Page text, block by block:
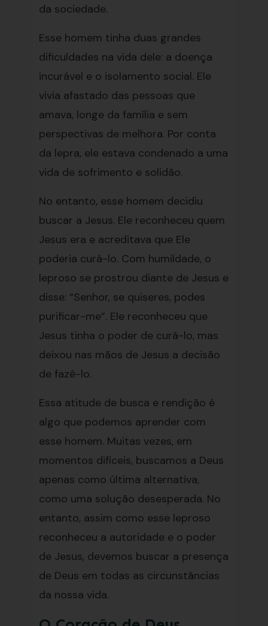
da sociedade.
Esse homem tinha duas grandes
dificuldades na vida dele: a doença
incurável e o isolamento social. Ele
vivia afastado das pessoas que
amava, longe da família e sem
perspectivas de melhora. Por conta
da lepra, ele estava condenado a uma
vida de sofrimento e solidão.
No entanto, esse homem decidiu
buscar a Jesus. Ele reconheceu quem
Jesus era e acreditava que Ele
poderia curá-lo. Com humildade, o
leproso se prostrou diante de Jesus e
disse: “Senhor, se quiseres, podes
purificar-me”. Ele reconheceu que
Jesus tinha o poder de curá-lo, mas
deixou nas mãos de Jesus a decisão
de fazê-lo.
Essa atitude de busca e rendição é
algo que podemos aprender com
esse homem. Muitas vezes, em
momentos difíceis, buscamos a Deus
apenas como última alternativa,
como uma solução desesperada. No
entanto, assim como esse leproso
reconheceu a autoridade e o poder
de Jesus, devemos buscar a presença
de Deus em todas as circunstâncias
da nossa vida.